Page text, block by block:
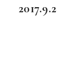
2017.9.2